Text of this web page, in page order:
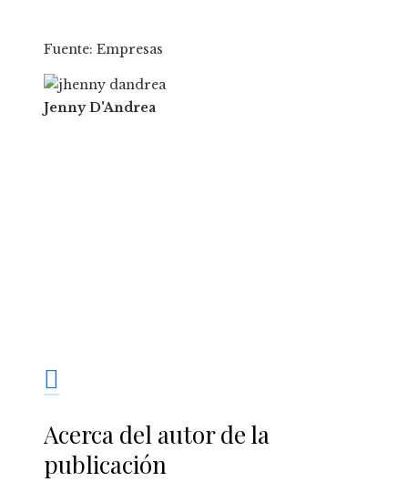
Fuente: Empresas
Jenny D'Andrea
Acerca del autor de la
publicación